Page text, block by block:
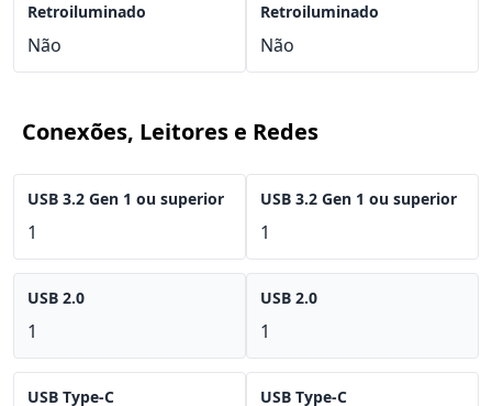
Retroiluminado
Não
Retroiluminado
Não
Conexões, Leitores e Redes
USB 3.2 Gen 1 ou superior
1
USB 2.0
1
USB Type-C
USB 3.2 Gen 1 ou superior
1
USB 2.0
1
USB Type-C